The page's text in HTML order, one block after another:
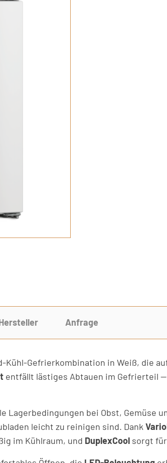
Anfrage
Kühl-Gefrierkombination in Weiß, die
entfällt lästiges Abtauen im Gefrierteil
Lagerbedingungen bei Obst, Gemüse
leicht zu reinigen sind. Dank
im Kühlraum, und DuplexCool sorgt